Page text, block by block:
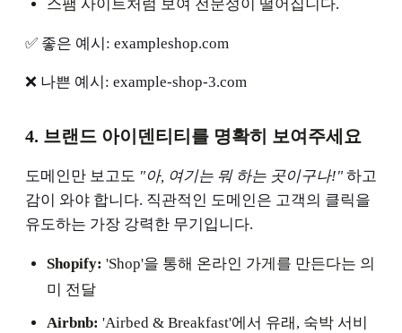
스팸 사이트처럼 보여 전문성이 떨어집니다.
✅ 좋은 예시: exampleshop.com
❌ 나쁜 예시: example-shop-3.com
4. 브랜드 아이덴티티를 명확히 보여주세요
도메인만 보고도 "아, 여기는 뭐 하는 곳이구나!" 하고
감이 와야 합니다. 직관적인 도메인은 고객의 클릭을
유도하는 가장 강력한 무기입니다.
Shopify: 'Shop'을 통해 온라인 가게를 만든다는 의
미 전달
Airbnb: 'Airbed & Breakfast'에서 유래, 숙박 서비